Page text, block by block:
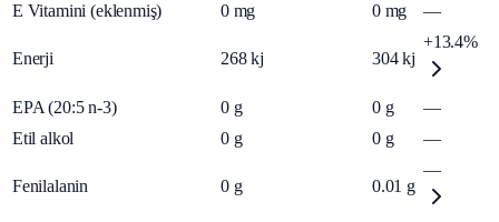
E Vitamini (eklenmiş)
0 mg 0 mg —
Enerji 268 kj 304 kj
+13.4%
EPA (20:5 n-3) 0 g 0 g
—
Etil alkol
0 g 0 g —
Fenilalanin 0 g 0.01 g
—